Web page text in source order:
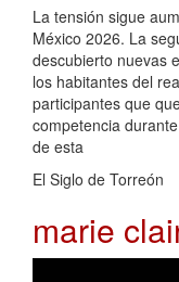
La tensión sigue
México 2026. La
descubierto nuevas
los habitantes del
participantes que
competencia
de esta
El Siglo de Torreón
marie